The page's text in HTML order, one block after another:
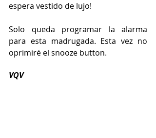
espera vestido de lujo!
Solo queda programar la alarma
para esta madrugada. Esta vez no
oprimiré el snooze button.
VQV